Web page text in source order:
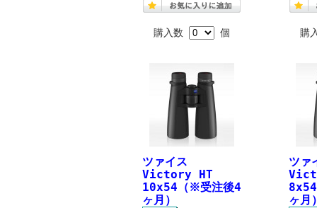
購入数 個 購
ツァイス
Victory HT
10x54（※受注後4
ヶ月）
ツ
ヶ月